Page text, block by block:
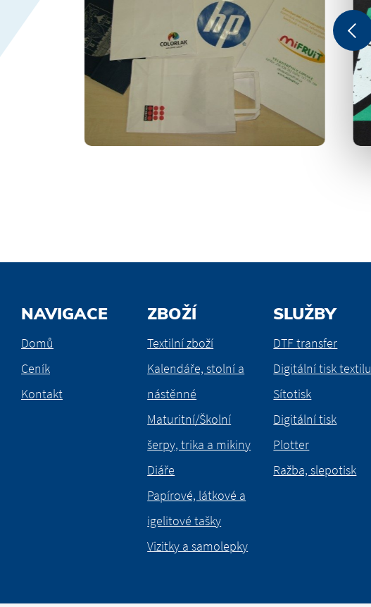
NAVIGACE
Domů
Ceník
Kontakt
ZBOŽÍ
Textilní zboží
Kalendáře, stolní a
nástěnné
Maturitní/Školní
šerpy, trika a mikiny
Diáře
Papírové, látkové a
igelitové tašky
Vizitky a samolepky
SLUŽBY
DTF transfer
Digitální tisk textilu
Sítotisk
Digitální tisk
Plotter
Ražba, slepotisk